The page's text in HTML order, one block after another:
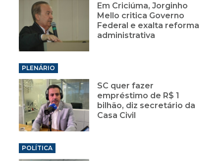
Em Criciúma, Jorginho
Mello critica Governo
Federal e exalta reforma
administrativa
PLENÁRIO
SC quer fazer
empréstimo de R$ 1
bilhão, diz secretário da
Casa Civil
POLÍTICA